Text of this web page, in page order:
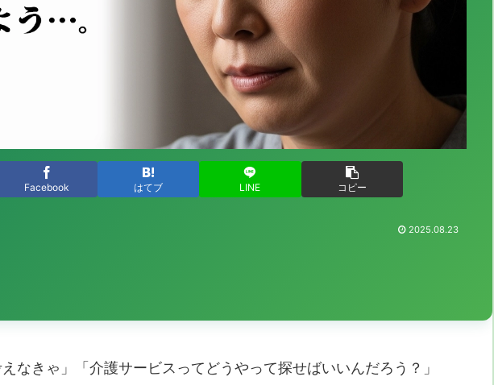
Facebook はてブ LINE コピー
2025.08.23
なきゃ」「介護サービスってどうやって探せばいいんだろう？」